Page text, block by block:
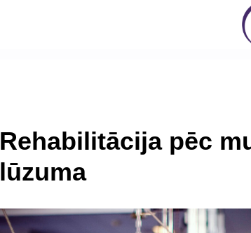
Rehabilitācija pēc
lūzuma